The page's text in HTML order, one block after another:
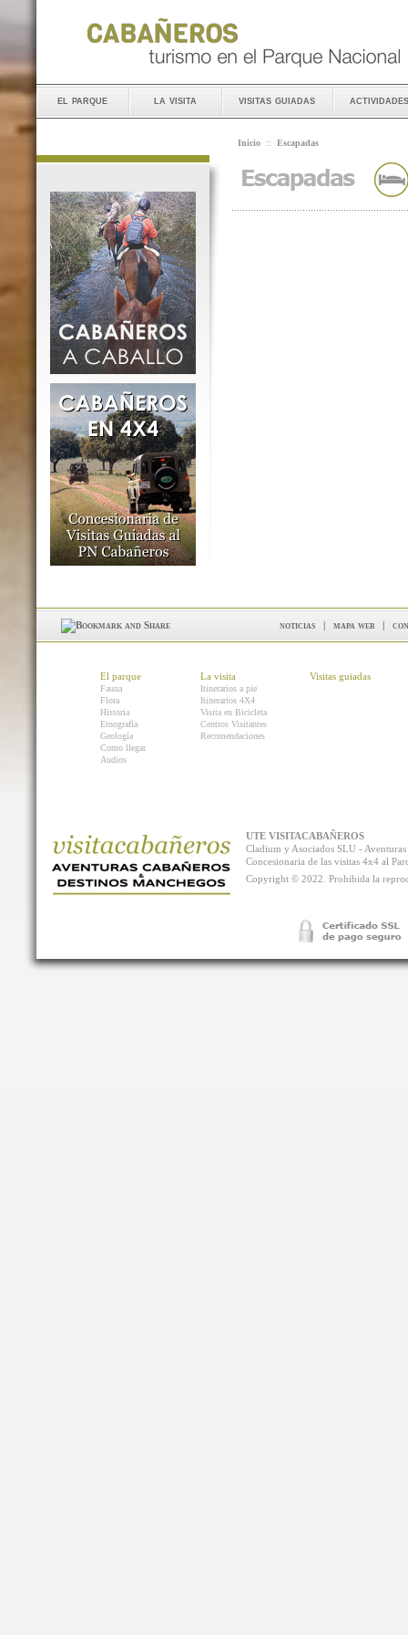
el parque la visita visitas guiadas actividades
Inicio :: Escapadas
noticias | mapa web |
El parque
Fauna
Flora
Historia
Etnografía
Geología
Como llegar
Audios
La visita
Itinerarios a pie
Itinerarios 4X4
Visita en Bicicleta
Centros Visitantes
Recomendaciones
Visitas guiadas
UTE VISITACABAÑEROS
Cladium y Asociados SLU -
Concesionaria de las visitas 4x4 al
Copyright © 2022. Prohibida la